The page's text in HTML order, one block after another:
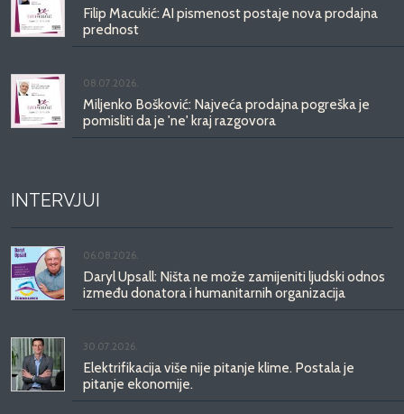
Filip Macukić: AI pismenost postaje nova prodajna
prednost
08.07.2026.
Miljenko Bošković: Najveća prodajna pogreška je
pomisliti da je 'ne' kraj razgovora
INTERVJUI
06.08.2026.
Daryl Upsall: Ništa ne može zamijeniti ljudski odnos
između donatora i humanitarnih organizacija
30.07.2026.
Elektrifikacija više nije pitanje klime. Postala je
pitanje ekonomije.